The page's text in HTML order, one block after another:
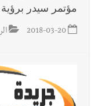
أخبار لبنان بالصور :
أخبار لبنان
الطقس
الموسمية
مؤتمر سيدر برؤية
2018-03-20